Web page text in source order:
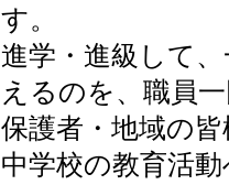
す。
進学・進級して
えるのを、職員
保護者・地域の
中学校の教育活